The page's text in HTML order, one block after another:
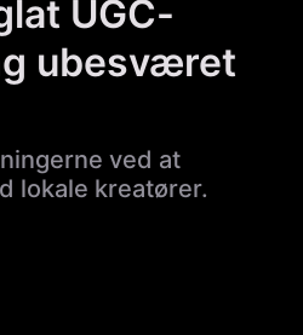
UGC-
ubesværet
ved at
lokale kreatører.